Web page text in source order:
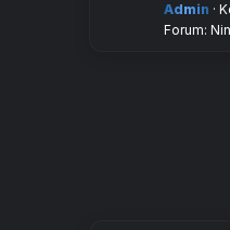
Admin
Forum: